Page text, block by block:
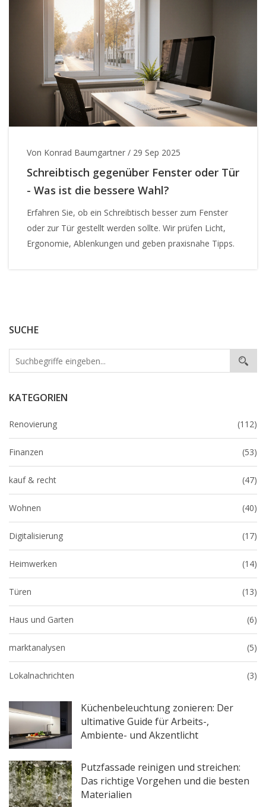
SUCHE
KATEGORIEN
Renovierung (112)
Finanzen (53)
kauf & recht (47)
Wohnen (40)
Digitalisierung (17)
Heimwerken (14)
Türen (13)
Haus und Garten (6)
marktanalysen (5)
Lokalnachrichten (3)
Küchenbeleuchtung zonieren: Der
ultimative Guide für Arbeits-,
Ambiente- und Akzentlicht
Putzfassade reinigen und streichen:
Das richtige Vorgehen und die besten
Materialien
Von Konrad Baumgartner / 29 Sep 2025
Schreibtisch gegenüber Fenster oder Tür
- Was ist die bessere Wahl?
Erfahren Sie, ob ein Schreibtisch besser zum Fenster
oder zur Tür gestellt werden sollte. Wir prüfen Licht,
Ergonomie, Ablenkungen und geben praxisnahe Tipps.